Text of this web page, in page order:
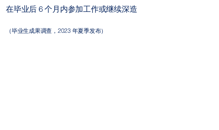
在毕业后 6 个月内参加工作或继续深造
（毕业生成果调查，2023 年夏季发布）